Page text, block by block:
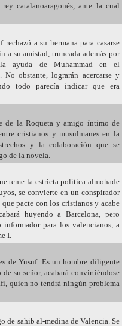
catalanoaragonés, ante la cual
a su hermana para casarse
su amistad, truncada además por
ayuda de Muhammad en el
No obstante, lograrán acercarse y
todo parecía indicar que era
de la Roqueta y amigo íntimo de
cristianos y musulmanes en la
y la colaboración que se
de la novela.
teme la estricta política almohade
se convierte en un conspirador
pacte con los cristianos y acabe
huyendo a Barcelona, pero
para los valencianos, a
I.
de Yusuf. Es un hombre diligente
su señor, acabará convirtiéndose
quien no tendrá ningún problema
de sahib al-medina de Valencia. Se